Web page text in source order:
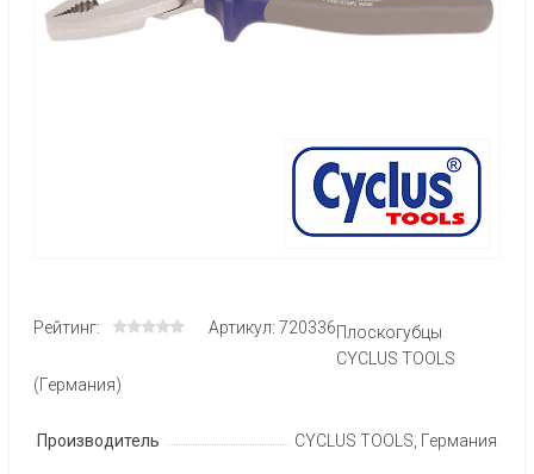
Рейтинг: Артикул: 720336Плоскогубцы
CYCLUS TOOLS
(Германия)
Производитель CYCLUS TOOLS, Германия